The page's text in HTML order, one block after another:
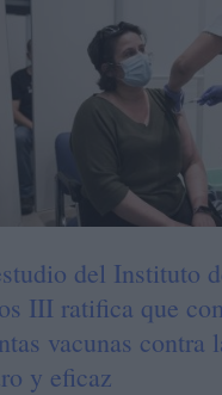
del Instituto
III ratifica que
vacunas contra
y eficaz